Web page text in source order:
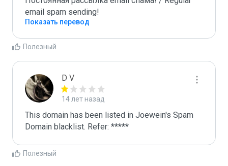
email spam sending!
Показать перевод
Полезный
D V
14 лет назад
This domain has been listed in Joewein's Spam
Domain blacklist. Refer: *****
Полезный